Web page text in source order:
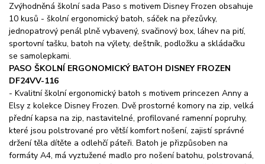
Zvýhodněná školní sada Paso s motivem Disney Frozen obsahuje
10 kusů - školní ergonomický batoh, sáček na přezůvky,
jednopatrový penál plně vybavený, svačinový box, láhev na pití,
sportovní tašku, batoh na výlety, deštník, podložku a skládačku
se samolepkami.
PASO ŠKOLNÍ ERGONOMICKÝ BATOH DISNEY FROZEN
DF24VV-116
- Kvalitní školní ergonomický batoh s motivem princezen Anny a
Elsy z kolekce Disney Frozen. Dvě prostorné komory na zip, velká
přední kapsa na zip, nastavitelné, profilované ramenní popruhy,
které jsou polstrované pro větší komfort nošení, zajistí správné
držení těla dítěte a odlehčí páteři. Batoh je přizpůsoben na
formáty A4, má vyztužené madlo pro nošení batohu, polstrovaná,